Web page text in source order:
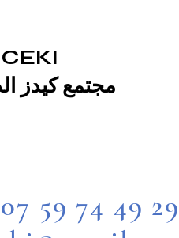
جمعية CEKI
مجتمع كيدز
59 74 49 29